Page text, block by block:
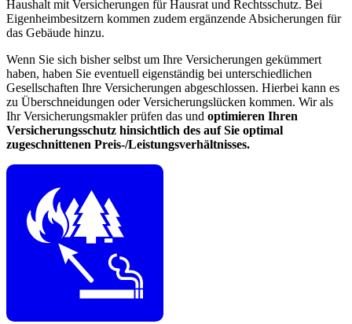
Haushalt mit Versicherungen für Hausrat und Rechtsschutz. Bei
Eigenheimbesitzern kommen zudem ergänzende Absicherungen für
das Gebäude hinzu.
Wenn Sie sich bisher selbst um Ihre Versicherungen gekümmert
haben, haben Sie eventuell eigenständig bei unterschiedlichen
Gesellschaften Ihre Versicherungen abgeschlossen. Hierbei kann es
zu Überschneidungen oder Versicherungslücken kommen. Wir als
Ihr Versicherungsmakler prüfen das und optimieren Ihren
Versicherungsschutz hinsichtlich des auf Sie optimal
zugeschnittenen Preis-/Leistungsverhältnisses.